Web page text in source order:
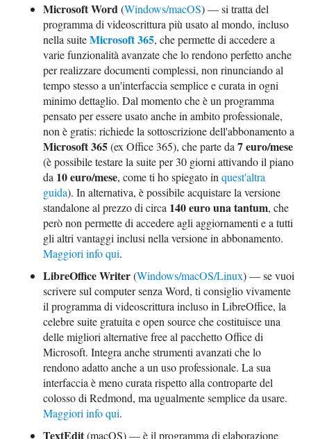
Microsoft Word(Windows/macOS) — si tratta del
programma di videoscrittura più usato al mondo, incluso
nella suiteMicrosoft 365, che permette di accedere a
varie funzionalità avanzate che lo rendono perfetto anche
per realizzare documenti complessi, non rinunciando al
tempo stesso a un'interfaccia semplice e curata in ogni
minimo dettaglio. Dal momento che è un programma
pensato per essere usato anche in ambito professionale,
non è gratis: richiede la sottoscrizione dell'abbonamento a
Microsoft 365(ex Office 365), che parte da7 euro/mese
(è possibile testare la suite per 30 giorni attivando il piano
da 10 euro/mese, come ti ho spiegato inquest'altra
guida). In alternativa, è possibile acquistare la versione
standalone al prezzo di circa 140 euro una tantum, che
però non permette di accedere agli aggiornamenti e a tutti
gli altri vantaggi inclusi nella versione in abbonamento.
Maggiori info qui.
LibreOffice Writer(Windows/macOS/Linux) — se vuoi
scrivere sul computer senza Word, ti consiglio vivamente
il programma di videoscrittura incluso in LibreOffice, la
celebre suite gratuita e open source che costituisce una
delle migliori alternative free al pacchetto Office di
Microsoft. Integra anche strumenti avanzati che lo
rendono adatto anche a un uso professionale. La sua
interfaccia è meno curata rispetto alla controparte del
colosso di Redmond, ma ugualmente semplice da usare.
Maggiori info qui.
TextEdit(macOS) — è il programma di elaborazione